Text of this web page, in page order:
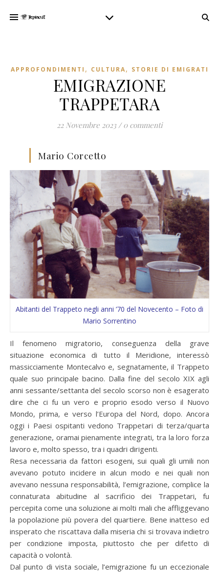
APPROFONDIMENTI , CULTURA, STORIE DI EMIGRATI
EMIGRAZIONE
TRAPPETARA
22 Novembre 2023 / 0 commenti
Mario Corcetto
Abitanti del Trappeto negli anni ’70 del Novecento – Foto di
Mario Sorrentino
Il fenomeno migratorio, conseguenza della grave
situazione economica di tutto il Meridione, interessò
massicciamente Montecalvo e, segnatamente, il Trappeto
quale suo principale bacino. Dalla fine del secolo XIX agli
anni sessante/settanta del secolo scorso non è esagerato
dire che ci fu un vero e proprio esodo verso il Nuovo
Mondo, prima, e verso l’Europa del Nord, dopo. Ancora
oggi i Paesi ospitanti vedono Trappetari di terza/quarta
generazione, oramai pienamente integrati, tra la loro forza
lavoro e, molto spesso, tra i quadri dirigenti.
Resa necessaria da fattori esogeni, sui quali gli umili non
avevano potuto incidere in alcun modo e nei quali non
avevano nessuna responsabilità, l’emigrazione, complice la
connaturata abitudine al sacrificio dei Trappetari, fu
percepita come una soluzione ai molti mali che affliggevano
la popolazione più povera del quartiere. Bene inatteso ed
insperato che riscattava dalla miseria chi si trovava indietro
per condizione imposta, piuttosto che per difetto di
capacità o volontà.
Dal punto di vista sociale, l’emigrazione fu un eccezionale